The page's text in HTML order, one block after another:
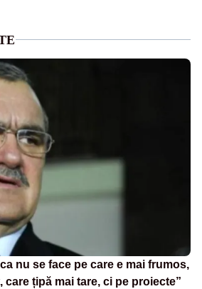
nu se face pe care e mai frumos,
care țipă mai tare, ci pe proiecte”